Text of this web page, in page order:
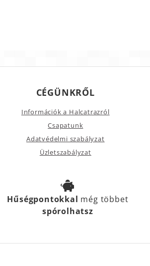
CÉGÜNKRŐL
Információk a Halcatrazról
Csapatunk
Adatvédelmi szabályzat
Üzletszabályzat
Hűségpontokkal még többet
spórolhatsz